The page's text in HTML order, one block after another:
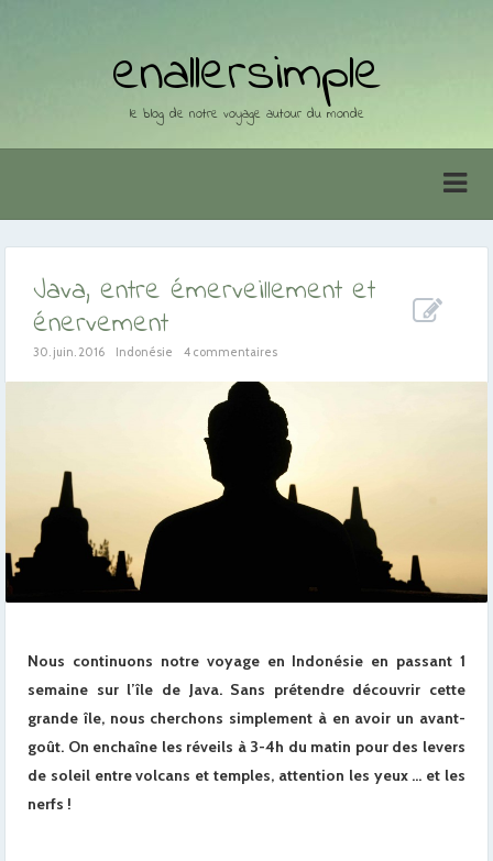
enallersimple
le blog de notre voyage autour du monde
Java, entre émerveillement et
énervement
30. juin. 2016 Indonésie 4 commentaires
Nous continuons notre voyage en Indonésie en passant 1
semaine sur l’île de Java. Sans prétendre découvrir cette
grande île, nous cherchons simplement à en avoir un avant-
goût. On enchaîne les réveils à 3-4h du matin pour des levers
de soleil entre volcans et temples, attention les yeux … et les
nerfs !